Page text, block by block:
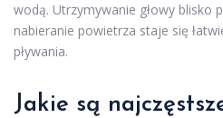
wodą. Utrzymywanie głowy blisko
nabieranie powietrza staje się
pływania.
Jakie są